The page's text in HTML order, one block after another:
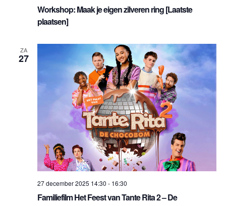
Workshop: Maak je eigen zilveren ring [Laatste
plaatsen]
ZA
27
Familiefilm Het Feest van Tante Rita 2 – De
27 december 2025 14:30 - 16:30